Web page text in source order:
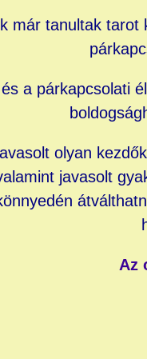
már tanultak tarot
a párkapcsolati
olyan
javasolt
Az